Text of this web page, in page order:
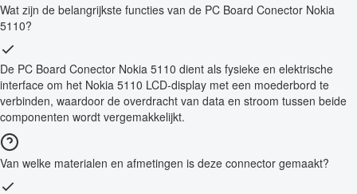
Wat zijn de belangrijkste functies van de PC Board Conector Nokia
5110?
De PC Board Conector Nokia 5110 dient als fysieke en elektrische
interface om het Nokia 5110 LCD-display met een moederbord te
verbinden, waardoor de overdracht van data en stroom tussen beide
componenten wordt vergemakkelijkt.
Van welke materialen en afmetingen is deze connector gemaakt?